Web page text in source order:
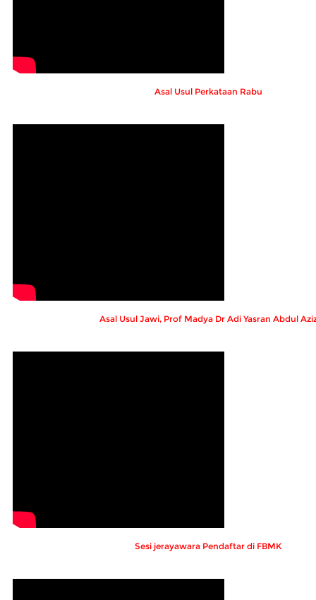
Asal Usul Perkataan Rabu
Asal Usul Jawi, Prof Madya Dr Adi Yasran Abdul
Sesi jerayawara Pendaftar di FBMK